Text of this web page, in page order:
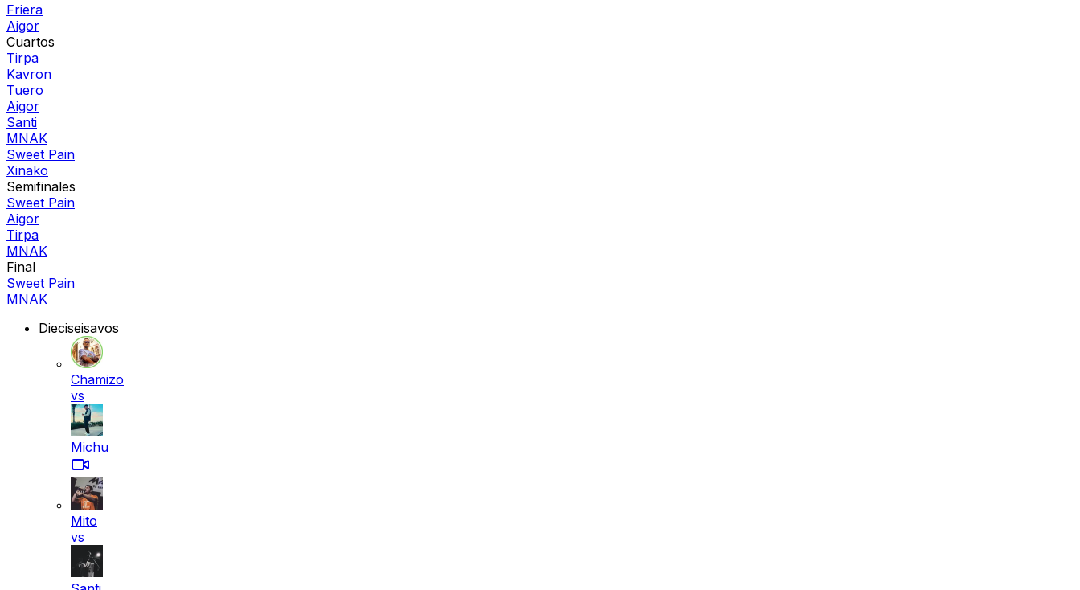
Friera
Aigor
Cuartos
Tirpa
Kavron
Tuero
Aigor
Santi
MNAK
Sweet Pain
Xinako
Semifinales
Sweet Pain
Aigor
Tirpa
MNAK
Final
Sweet Pain
MNAK
Dieciseisavos
Chamizo
vs
Michu
Mito
vs